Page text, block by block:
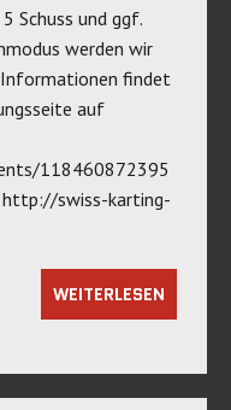
Schuss und ggf.
werden wir
Informationen findet
auf
118460872395
http://swiss-karting-
WEITERLESEN